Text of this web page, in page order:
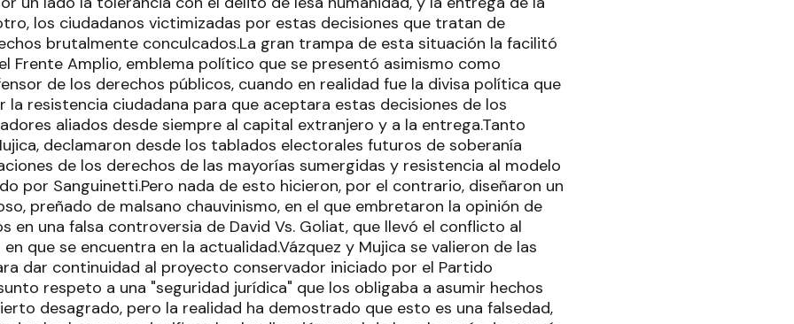
los ciudadanos victimizadas por estas decisiones que tratan de
brutalmente conculcados.La gran trampa de esta situación la facilitó
Frente Amplio, emblema político que se presentó asimismo como
de los derechos públicos, cuando en realidad fue la divisa política que
la resistencia ciudadana para que aceptara estas decisiones de los
aliados desde siempre al capital extranjero y a la entrega.Tanto
declamaron desde los tablados electorales futuros de soberanía
de los derechos de las mayorías sumergidas y resistencia al modelo
por Sanguinetti.Pero nada de esto hicieron, por el contrario, diseñaron un
preñado de malsano chauvinismo, en el que embretaron la opinión de
en una falsa controversia de David Vs. Goliat, que llevó el conflicto al
que se encuentra en la actualidad.Vázquez y Mujica se valieron de las
dar continuidad al proyecto conservador iniciado por el Partido
respeto a una "seguridad jurídica" que los obligaba a asumir hechos
desagrado, pero la realidad ha demostrado que esto es una falsedad,